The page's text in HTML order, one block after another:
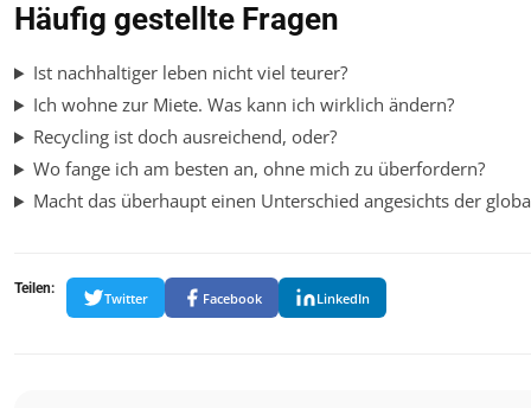
Häufig gestellte Fragen
Ist nachhaltiger leben nicht viel teurer?
Ich wohne zur Miete. Was kann ich wirklich ändern?
Recycling ist doch ausreichend, oder?
Wo fange ich am besten an, ohne mich zu überfordern?
Macht das überhaupt einen Unterschied angesichts der
Teilen:
Twitter Facebook LinkedIn